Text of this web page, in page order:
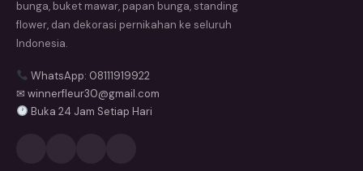
bunga, buket mawar, papan bunga, standing
flower, dan dekorasi pernikahan ke seluruh
Indonesia.
WhatsApp: 08111919922
✉ winnerfleur30@gmail.com
Buka 24 Jam Setiap Hari